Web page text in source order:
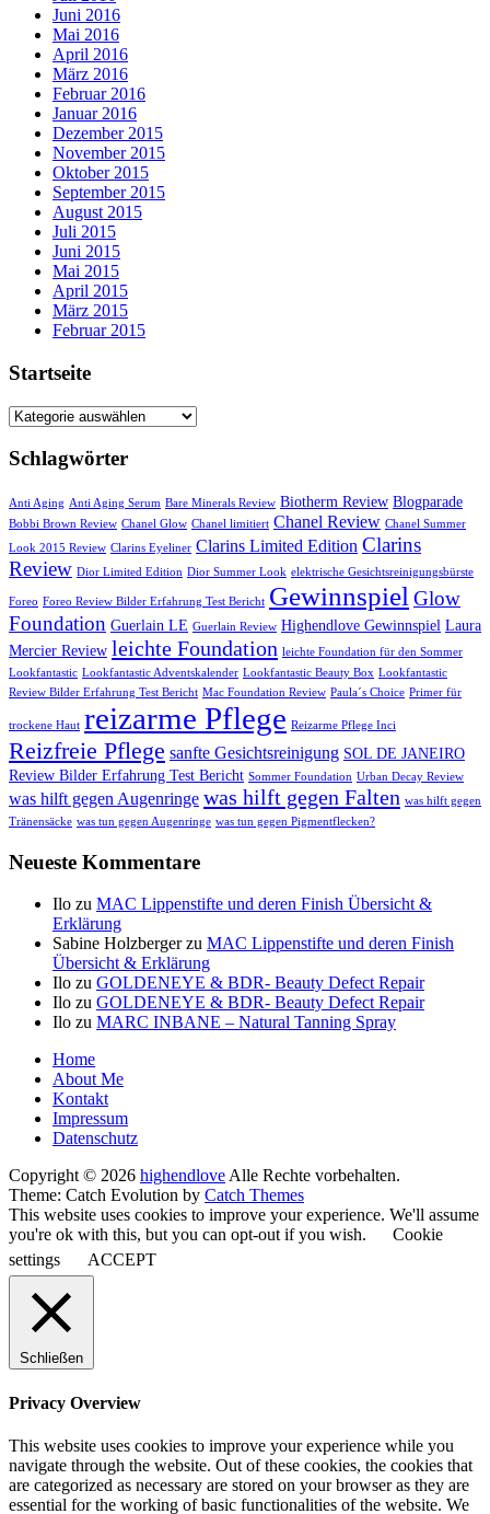
Juni 2016
Mai 2016
April 2016
März 2016
Februar 2016
Januar 2016
Dezember 2015
November 2015
Oktober 2015
September 2015
August 2015
Juli 2015
Juni 2015
Mai 2015
April 2015
März 2015
Februar 2015
Startseite
Startseite
Schlagwörter
Anti Aging Anti Aging Serum Bare Minerals Review Biotherm Review Blogparade
Bobbi Brown Review Chanel Glow Chanel limitiert Chanel Review Chanel Summer
Look 2015 Review Clarins Eyeliner Clarins Limited Edition Clarins
Review Dior Limited Edition Dior Summer Look elektrische Gesichtsreinigungsbürste
Foreo Foreo Review Bilder Erfahrung Test Bericht Gewinnspiel Glow
Foundation Guerlain LE Guerlain Review Highendlove Gewinnspiel Laura
Mercier Review leichte Foundation leichte Foundation für den Sommer
Lookfantastic Lookfantastic Adventskalender Lookfantastic Beauty Box Lookfantastic
Review Bilder Erfahrung Test Bericht Mac Foundation Review Paula´s Choice Primer für
trockene Haut reizarme Pflege Reizarme Pflege Inci
Reizfreie Pflege sanfte Gesichtsreinigung SOL DE JANEIRO
Review Bilder Erfahrung Test Bericht Sommer Foundation Urban Decay Review
was hilft gegen Augenringe was hilft gegen Falten was hilft gegen
Tränensäcke was tun gegen Augenringe was tun gegen Pigmentflecken?
Neueste Kommentare
Ilo zu MAC Lippenstifte und deren Finish Übersicht &
Erklärung
Sabine Holzbergerzu MAC Lippenstifte und deren Finish
Übersicht & Erklärung
Ilo zu GOLDENEYE & BDR- Beauty Defect Repair
Ilo zu GOLDENEYE & BDR- Beauty Defect Repair
Ilo zu MARC INBANE – Natural Tanning Spray
Seitenfuß-
Menü
Home
About Me
Kontakt
Impressum
Datenschutz
Copyright © 2026 highendlove Alle Rechte vorbehalten.
Theme: Catch Evolution by Catch Themes
This website uses cookies to improve your experience. We'll assume
you're ok with this, but you can opt-out if you wish.
Cookie
settings
ACCEPT
Schließen
Privacy Overview
This website uses cookies to improve your experience while you
navigate through the website. Out of these cookies, the cookies that
are categorized as necessary are stored on your browser as they are
essential for the working of basic functionalities of the website. We